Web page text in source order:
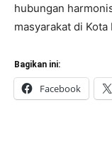
hubungan
masyarakat di
Bagikan ini:
Facebook